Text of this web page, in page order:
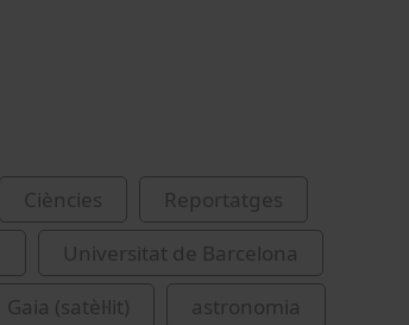
Ciències
Reportatges
Universitat de Barcelona
Gaia (satèl·lit)
astronomia